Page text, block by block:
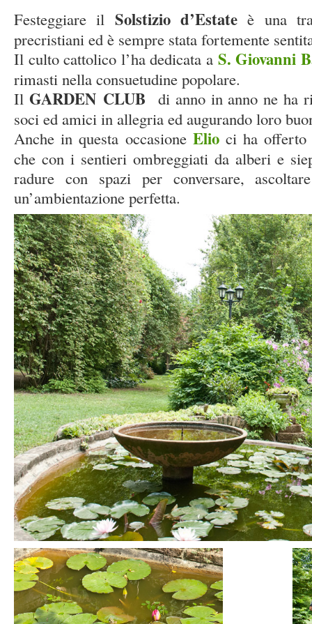
Festeggiare il Solstizio d’Estateè una
precristiani ed è sempre stata fortemente
Il culto cattolico l’ha dedicata a S. Giovanni
rimasti nella consuetudine popolare.
Il GARDEN CLUB di anno in anno ne ha
soci ed amici in allegria ed augurando loro
Anche in questa occasione Elioci ha
che con i sentieri ombreggiati da alberi e
radure con spazi per conversare,
un’ambientazione perfetta.